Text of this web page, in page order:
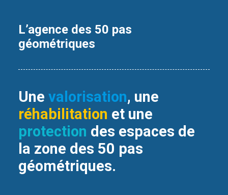
L’agence des 50 pas
géométriques
Une valorisation, une
réhabilitation et une
protection des espaces de
la zone des 50 pas
géométriques.